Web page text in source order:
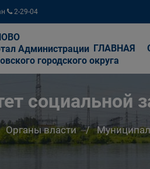
2-29-04
Администрации
городского округа
ГЛАВНАЯ
социальной
Органы власти